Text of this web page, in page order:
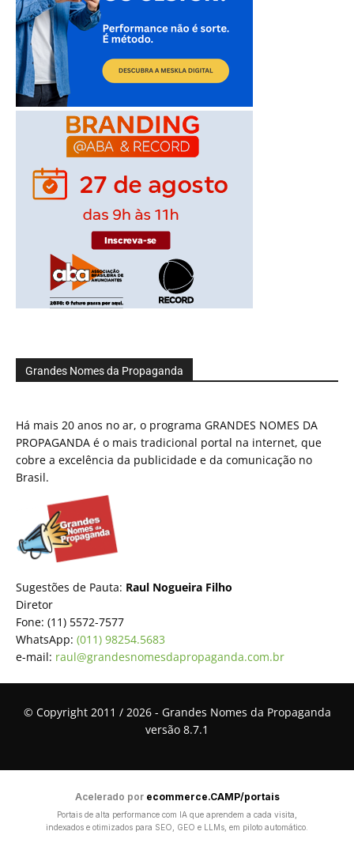
Grandes Nomes da Propaganda
Há mais 20 anos no ar, o programa GRANDES NOMES DA
PROPAGANDA é o mais tradicional portal na internet, que
cobre a excelência da publicidade e da comunicação no
Brasil.
Sugestões de Pauta: Raul Nogueira Filho
Diretor
Fone: (11) 5572-7577
WhatsApp: (011) 98254.5683
e-mail: raul@grandesnomesdapropaganda.com.br
© Copyright 2011 / 2026 - Grandes Nomes da Propaganda
versão 8.7.1
Acelerado por ecommerce.CAMP/portais
Portais de alta performance com IA que aprendem a cada visita,
indexados e otimizados para SEO, GEO e LLMs, em piloto automático.